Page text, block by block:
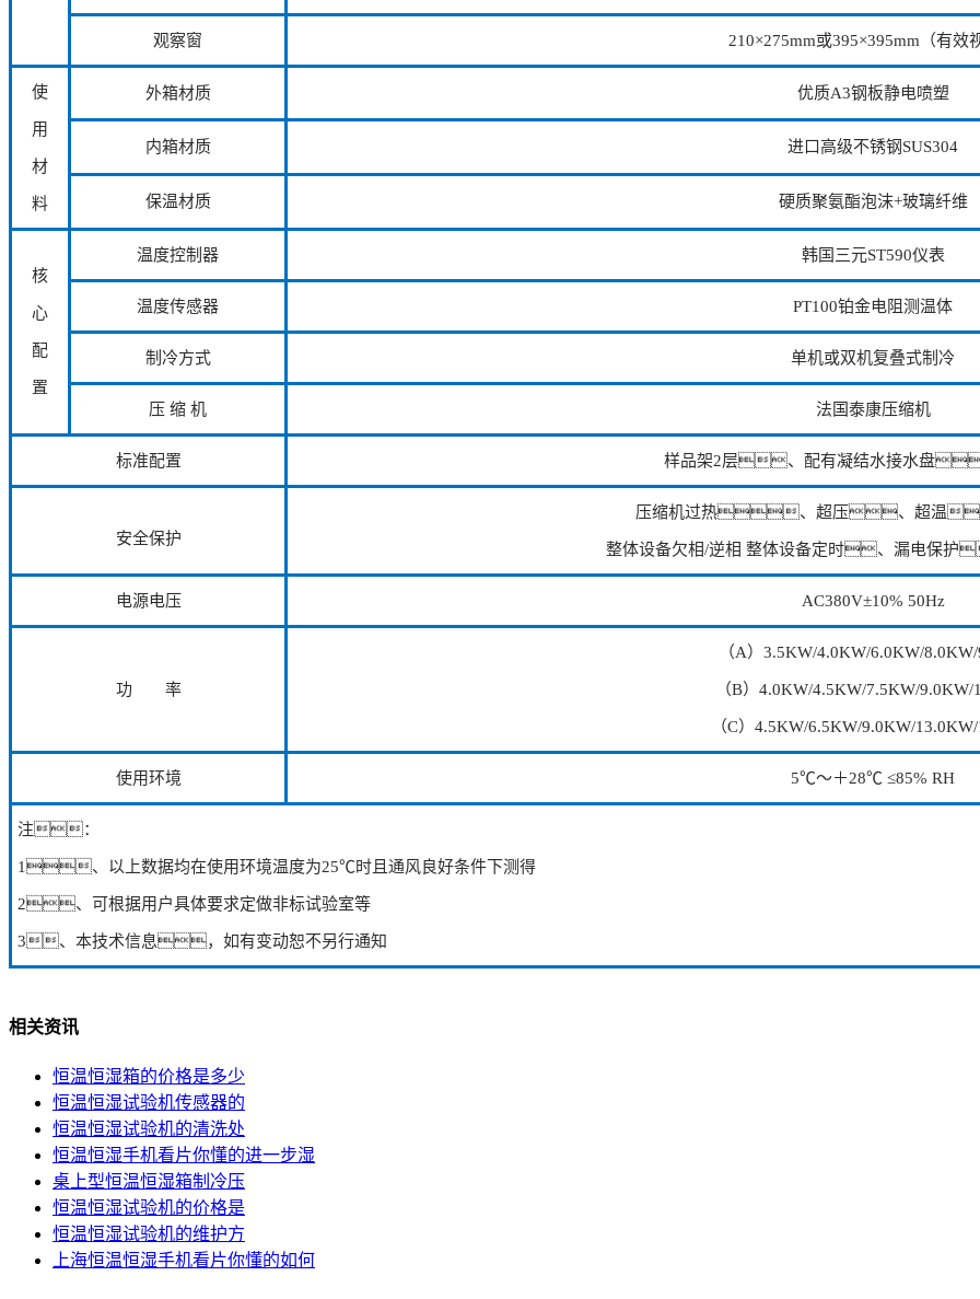
观察窗 210×275mm或395×395mm（有效
使
用
材
料
外箱材质 优质A3钢板静电喷塑
内箱材质 进口高级不锈钢SUS304
保温材质 硬质聚氨酯泡沫+玻璃纤维
核
心
配
置
温度控制器 韩国三元ST590仪表
温度传感器 PT100铂金电阻测温体
制冷方式 单机或双机复叠式制冷
压 缩 机 法国泰康压缩机
标准配置 样品架2层、配有凝结水接水盘
安全保护
压缩机过热、超压、超温
整体设备欠相/逆相 整体设备定时、漏电保护
电源电压 AC380V±10% 50Hz
功 率
（A）3.5KW/4.0KW/6.0KW/
（B）4.0KW/4.5KW/7.5KW/9.0KW/
（C）4.5KW/6.5KW/9.0KW/
使用环境 5℃～＋28℃ ≤85% RH
注：
1、以上数据均在使用环境温度为25℃时且通风良好条件下测得
2、可根据用户具体要求定做非标试验室等
3、本技术信息，如有变动恕不另行通知
相关资讯
恒温恒湿箱的价格是多少
恒温恒湿试验机传感器的
恒温恒湿试验机的清洗处
恒温恒湿手机看片你懂的进一步湿
桌上型恒温恒湿箱制冷压
恒温恒湿试验机的价格是
恒温恒湿试验机的维护方
上海恒温恒湿手机看片你懂的如何